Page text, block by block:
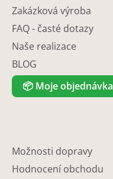
Zakázková výroba
FAQ - časté dotazy
Naše realizace
BLOG
📦 Moje objednávka
Možnosti dopravy
Hodnocení obchodu